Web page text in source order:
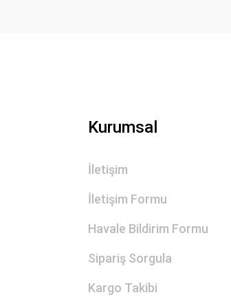
Kurumsal
İletişim
İletişim Formu
Havale Bildirim Formu
Sipariş Sorgula
Kargo Takibi